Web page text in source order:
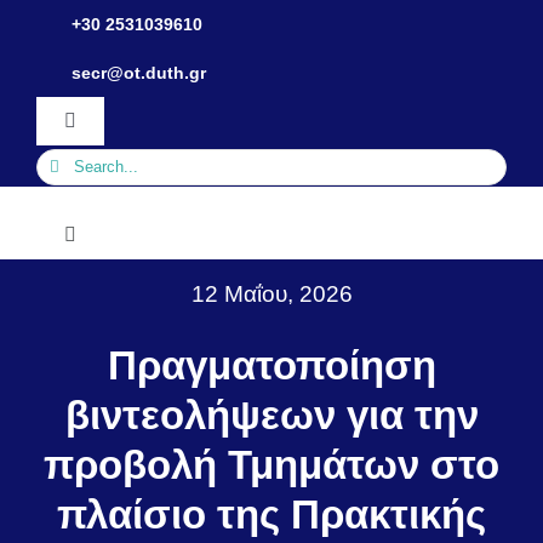
Ανοίξτε τη γραμμή εργαλείων
content
+30 2531039610
secr@ot.duth.gr
Toggle
Navigation
Search
Toggle
Ανθρώπινο Δυναμικό
Σπουδές
12 Μαΐου, 2026
Πραγματοποίηση
βιντεολήψεων για την
προβολή Τμημάτων στο
πλαίσιο της Πρακτικής